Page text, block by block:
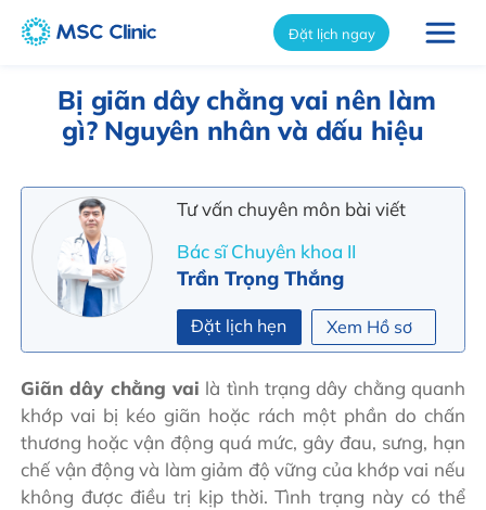
Đặt lịch ngay
Bị giãn dây chằng vai nên làm
gì? Nguyên nhân và dấu hiệu
Tư vấn chuyên môn bài viết
Bác sĩ Chuyên khoa II
Trần Trọng Thắng
Đặt lịch hẹn Xem Hồ sơ
Giãn dây chằng vai là tình trạng dây chằng quanh
khớp vai bị kéo giãn hoặc rách một phần do chấn
thương hoặc vận động quá mức, gây đau, sưng, hạn
chế vận động và làm giảm độ vững của khớp vai nếu
không được điều trị kịp thời. Tình trạng này có thể